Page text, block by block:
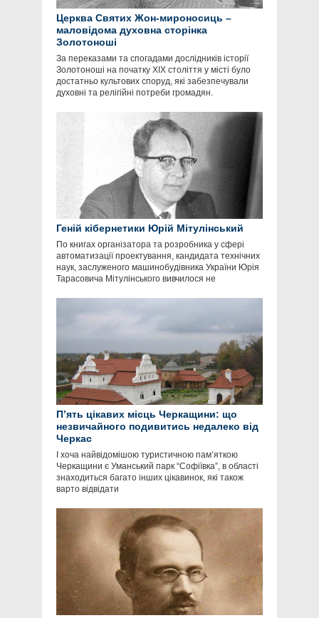
Церква Святих Жон-мироносиць –
маловідома духовна сторінка
Золотоноші
За переказами та спогадами дослідників історії
Золотоноші на початку ХІХ століття у місті було
достатньо культових споруд, які забезпечували
духовні та релігійні потреби громадян.
Геній кібернетики Юрій Мітулінський
По книгах організатора та розробника у сфері
автоматизації проектування, кандидата технічних
наук, заслуженого машинобудівника України Юрія
Тарасовича Мітулінського вивчилося не
П’ять цікавих місць Черкащини: що
незвичайного подивитись недалеко від
Черкас
І хоча найвідомішою туристичною пам’яткою
Черкащини є Уманський парк “Софіївка”, в області
знаходиться багато інших цікавинок, які також
варто відвідати